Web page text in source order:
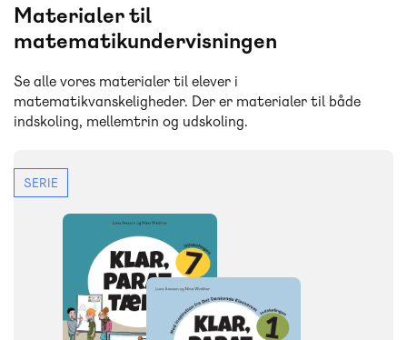
Materialer til
matematikundervisningen
Se alle vores materialer til elever i
matematikvanskeligheder. Der er materialer til både
indskoling, mellemtrin og udskoling.
SERIE